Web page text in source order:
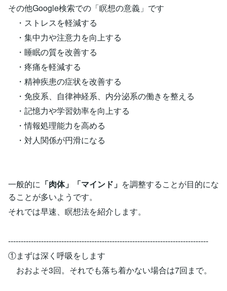
その他Google検索での「瞑想の意義」です
・ストレスを軽減する
・集中力や注意力を向上する
・睡眠の質を改善する
・疼痛を軽減する
・精神疾患の症状を改善する
・免疫系、自律神経系、内分泌系の働きを整える
・記憶力や学習効率を向上する
・情報処理能力を高める
・対人関係が円滑になる
一般的に 「肉体」「マインド」 を調整することが目的にな
ることが多いようです。
それでは早速、瞑想法を紹介します。
-------------------------------------------------------------------------------
①まずは深く呼吸をします
おおよそ3回。それでも落ち着かない場合は7回まで。